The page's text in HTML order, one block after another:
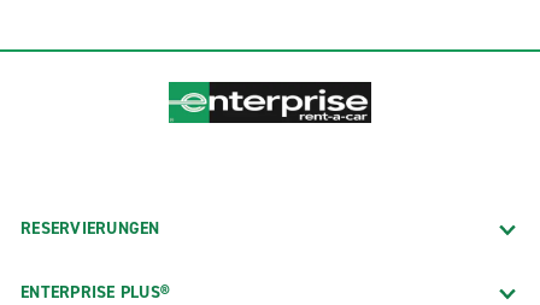
RESERVIERUNGEN
ENTERPRISE PLUS®